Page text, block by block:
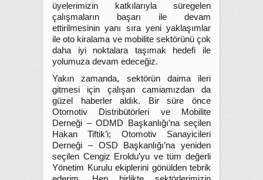
üyelerimizin katkılarıyla süregelen
çalışmaların başarı ile devam
ettirilmesinin yanı sıra yeni yaklaşımlar
ile oto kiralama ve mobilite sektörünü çok
daha iyi noktalara taşımak hedefi ile
yolumuza devam edeceğiz.
Yakın zamanda, sektörün daima ileri
gitmesi için çalışan camiamızdan da
güzel haberler aldık. Bir süre önce
Otomotiv Distribütörleri ve Mobilite
Derneği – ODMD Başkanlığı’na seçilen
Hakan Tiftik’i; Otomotiv Sanayicileri
Derneği – OSD Başkanlığı’na yeniden
seçilen Cengiz Eroldu’yu ve tüm değerli
Yönetim Kurulu ekiplerini gönülden tebrik